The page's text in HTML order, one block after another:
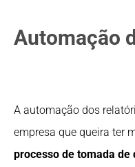
Automação
A automação dos
empresa que queira ter
processo de tomada de